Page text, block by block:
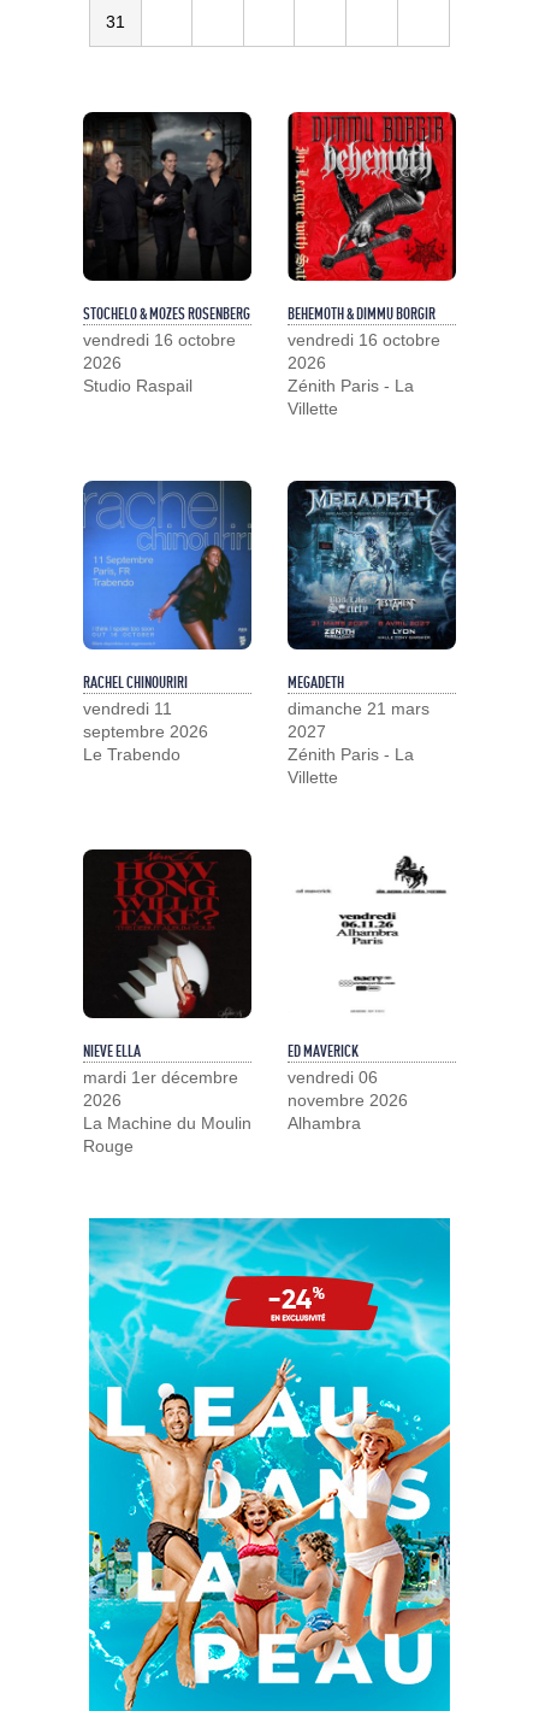
31
STOCHELO & MOZES ROSENBERG
vendredi 16 octobre
2026
Studio Raspail
BEHEMOTH & DIMMU BORGIR
vendredi 16 octobre
2026
Zénith Paris - La
Villette
RACHEL CHINOURIRI
vendredi 11
septembre 2026
Le Trabendo
MEGADETH
dimanche 21 mars
2027
Zénith Paris - La
Villette
NIEVE ELLA
mardi 1er décembre
2026
La Machine du Moulin
Rouge
ED MAVERICK
vendredi 06
novembre 2026
Alhambra